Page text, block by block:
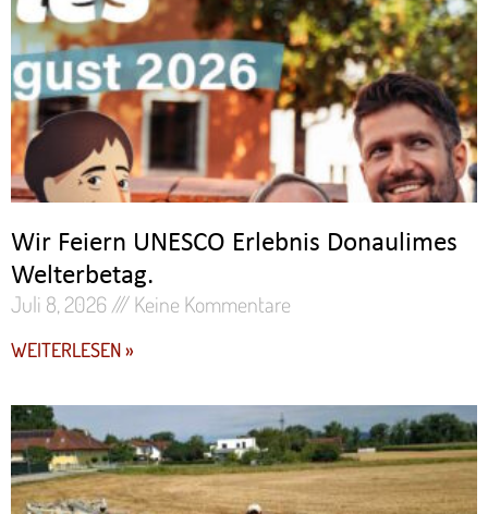
Wir Feiern UNESCO Erlebnis Donaulimes
Welterbetag.
Juli 8, 2026 Keine Kommentare
WEITERLESEN »